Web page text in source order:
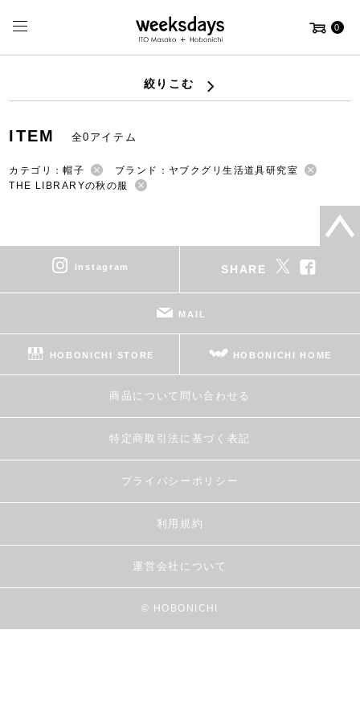
0
絞りこむ
ITEM 全0アイテム
カテゴリ：帽子
ブランド：ヤブクグリ生活道具研究室
THE LIBRARYの秋の服
instagram SHARE
MAIL
HOBONICHI STORE HOBONICHI HOME
商品について問い合わせる
特定商取引法に基づく表記
プライバシーポリシー
利用規約
運営会社について
© HOBONICHI